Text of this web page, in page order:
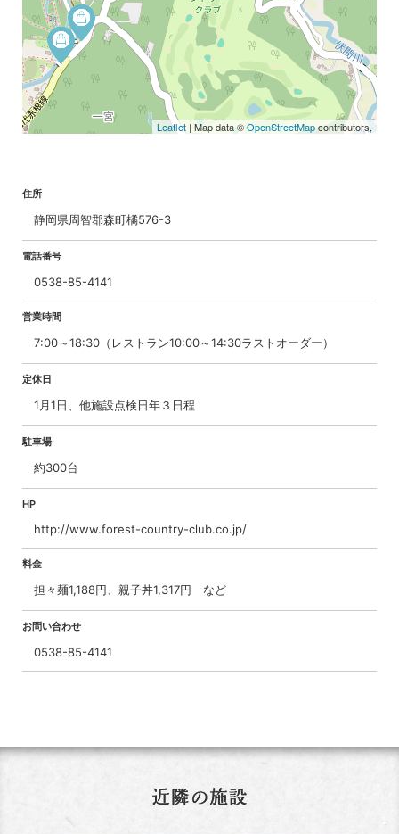
Leaflet | Map data ©OpenStreetMapcontributors,
住所
静岡県周智郡森町橘576-3
電話番号
0538-85-4141
営業時間
7:00～18:30（レストラン10:00～14:30ラストオーダー）
定休日
1月1日、他施設点検日年３日程
駐車場
約300台
HP
http://www.forest-country-club.co.jp/
料金
担々麺1,188円、親子丼1,317円 など
お問い合わせ
0538-85-4141